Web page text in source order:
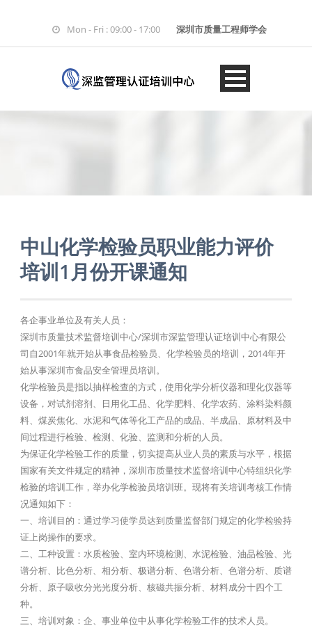
Mon - Fri : 09:00 - 17:00 深圳市质量工程师学会
中山化学检验员职业能力评价
培训1月份开课通知
各企事业单位及有关人员：
深圳市质量技术监督培训中心/深圳市深监管理认证培训中心有限公
司自2001年就开始从事食品检验员、化学检验员的培训，2014年开
始从事深圳市食品安全管理员培训。
化学检验员是指以抽样检查的方式，使用化学分析仪器和理化仪器等
设备，对试剂溶剂、日用化工品、化学肥料、化学农药、涂料染料颜
料、煤炭焦化、水泥和气体等化工产品的成品、半成品、原材料及中
间过程进行检验、检测、化验、监测和分析的人员。
为保证化学检验工作的质量，切实提高从业人员的素质与水平，根据
国家有关文件规定的精神，深圳市质量技术监督培训中心特组织化学
检验的培训工作，举办化学检验员培训班。现将有关培训考核工作情
况通知如下：
一、培训目的：通过学习使学员达到质量监督部门规定的化学检验持
证上岗操作的要求。
二、工种设置：水质检验、室内环境检测、水泥检验、油品检验、光
谱分析、比色分析、相分析、极谱分析、色谱分析、色谱分析、质谱
分析、原子吸收分光光度分析、核磁共振分析、材料成分十四个工
种。
三、培训对象：企、事业单位中从事化学检验工作的技术人员。